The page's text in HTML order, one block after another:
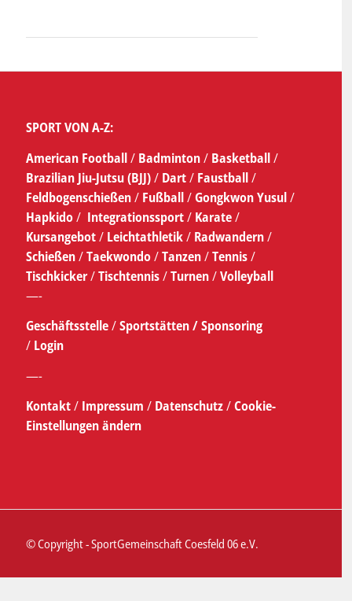
SPORT VON A-Z:
American Football/ Badminton/ Basketball/
Brazilian Jiu-Jutsu (BJJ)/ Dart/ Faustball/
Feldbogenschießen/ Fußball/Gongkwon Yusul/
Hapkido/ Integrationssport/ Karate/
Kursangebot/Leichtathletik/ Radwandern/
Schießen/Taekwondo/Tanzen/Tennis/
Tischkicker/Tischtennis/Turnen/Volleyball
—-
Geschäftsstelle/Sportstätten /Sponsoring
/ Login
—-
Kontakt/ Impressum / Datenschutz/Cookie-
Einstellungen ändern
© Copyright - SportGemeinschaft Coesfeld 06 e.V.